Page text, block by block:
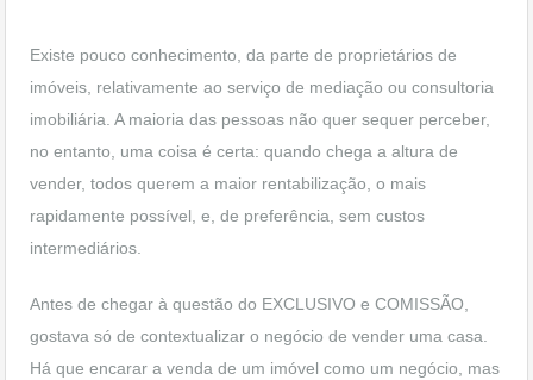
Existe pouco conhecimento, da parte de proprietários de
imóveis, relativamente ao serviço de mediação ou consultoria
imobiliária. A maioria das pessoas não quer sequer perceber,
no entanto, uma coisa é certa: quando chega a altura de
vender, todos querem a maior rentabilização, o mais
rapidamente possível, e, de preferência, sem custos
intermediários.
Antes de chegar à questão do EXCLUSIVO e COMISSÃO,
gostava só de contextualizar o negócio de vender uma casa.
Há que encarar a venda de um imóvel como um negócio, mas